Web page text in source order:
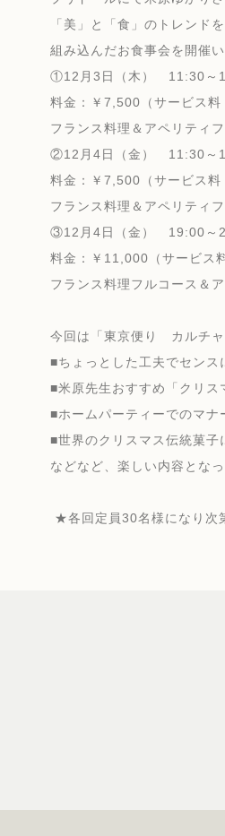
「美」と「食」のトレンドを
組み込んだお食事会を開催い
①12月3日（木） 11:30～
料金：￥7,500（サービス
フランス料理＆アペリティフ
②12月4日（金） 11:30～
料金：￥7,500（サービス
フランス料理＆アペリティフ
③12月4日（金） 19:00～
料金：￥11,000（サービス
フランス料理フルコース＆
今回は「東京便り カルチャ
■ちょっとした工夫でセン
■米原先生おすすめ「クリス
■ホームパーティーでのマナ
■世界のクリスマス伝統菓子
などなど、楽しい内容とな
★各回定員30名様になり次